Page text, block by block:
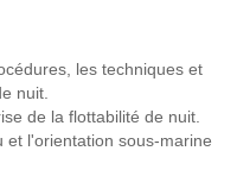
les techniques et
nuit.
de la flottabilité de nuit.
et l'orientation sous-marine